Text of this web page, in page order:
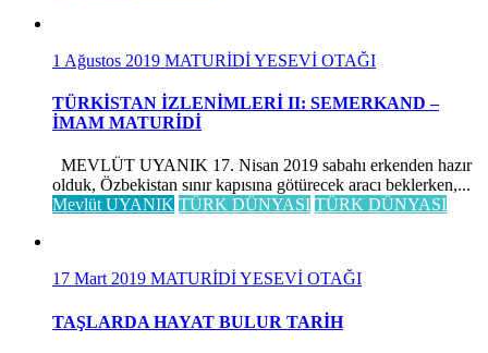
1 Ağustos 2019 MATURİDİ YESEVİ OTAĞI
TÜRKİSTAN İZLENİMLERİ II: SEMERKAND –
İMAM MATURİDİ
MEVLÜT UYANIK 17. Nisan 2019 sabahı erkenden hazır
olduk, Özbekistan sınır kapısına götürecek aracı beklerken,...
Mevlüt UYANIK TÜRK DÜNYASI TÜRK DÜNYASI
17 Mart 2019 MATURİDİ YESEVİ OTAĞI
TAŞLARDA HAYAT BULUR TARİH